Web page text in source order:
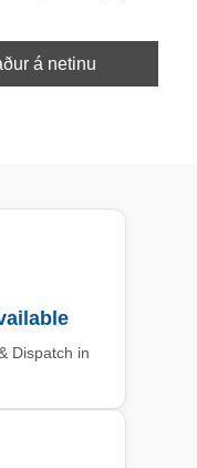
á netinu
Dispatch in